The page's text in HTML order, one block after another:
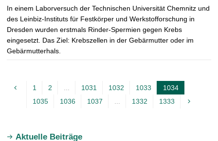
In einem Laborversuch der Technischen Universität Chemnitz und
des Leinbiz-Instituts für Festkörper und Werkstofforschung in
Dresden wurden erstmals Rinder-Spermien gegen Krebs
eingesetzt. Das Ziel: Krebszellen in der Gebärmutter oder im
Gebärmutterhals.
1 2 ... 1031 1032 1033 1034
1035 1036 1037 ... 1332 1333
Aktuelle Beiträge